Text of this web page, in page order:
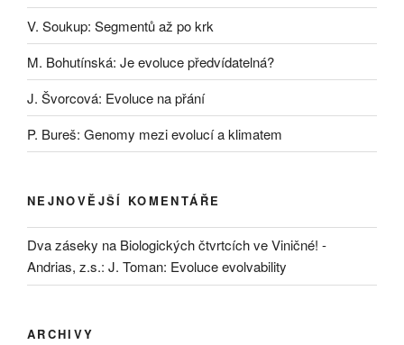
V. Soukup: Segmentů až po krk
M. Bohutínská: Je evoluce předvídatelná?
J. Švorcová: Evoluce na přání
P. Bureš: Genomy mezi evolucí a klimatem
NEJNOVĚJŠÍ KOMENTÁŘE
Dva záseky na Biologických čtvrtcích ve Viničné! -
Andrias, z.s.: J. Toman: Evoluce evolvability
ARCHIVY